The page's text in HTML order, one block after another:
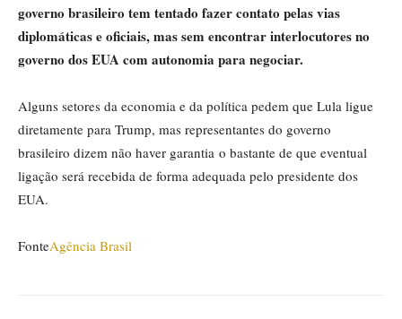
governo brasileiro tem tentado fazer contato pelas vias
diplomáticas e oficiais, mas sem encontrar interlocutores no
governo dos EUA com autonomia para negociar.
Alguns setores da economia e da política pedem que Lula ligue
diretamente para Trump, mas representantes do governo
brasileiro dizem não haver garantia o bastante de que eventual
ligação será recebida de forma adequada pelo presidente dos
EUA.
FonteAgência Brasil